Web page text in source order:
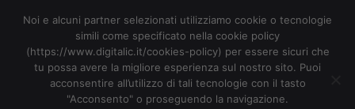
MENU
Noi e alcuni partner selezionati utilizziamo cookie o tecnologie
simili come specificato nella cookie policy
(https://www.digitalic.it/cookies-policy) per essere sicuri che
tu possa avere la migliore esperienza sul nostro sito. Puoi
acconsentire all’utilizzo di tali tecnologie con il tasto
"Acconsento" o proseguendo la navigazione.